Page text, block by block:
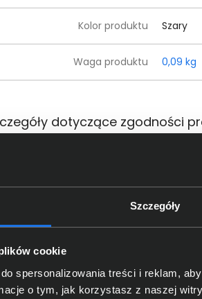
Szczegóły
cookie
spersonalizowania treści i reklam,
o tym, jak korzystasz z naszej
Kolor produktu Szary
Waga produktu 0,09 kg
dotyczące zgodności
odpowiedzialna za produkt Logitech
wybierali